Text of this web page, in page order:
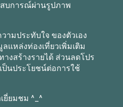
บการณ์ผ่านรูปภาพ
ามประทับใจ ของตัวเอง
แหล่งท่องเที่ยวเพิ่มเติม
งสร้างรายได้ ส่วนลดโปร
ป็นประโยชน์ต่อการใช้
ยมชม ^_^